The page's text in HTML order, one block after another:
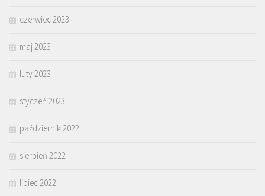
czerwiec 2023
maj 2023
luty 2023
styczeń 2023
październik 2022
sierpień 2022
lipiec 2022